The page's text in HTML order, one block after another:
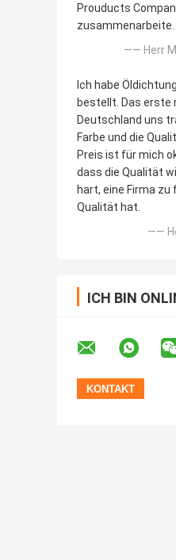
Prouducts
zusammenarbeite.
—— Herr
Ich habe
bestellt. Das erste
Deutschland uns
Farbe und die
Preis ist für mich
dass die Qualität
hart, eine Firma zu
Qualität hat.
——
ICH BIN